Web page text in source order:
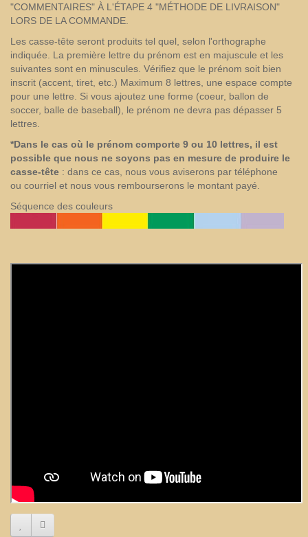
"COMMENTAIRES" À L'ÉTAPE 4 "MÉTHODE DE LIVRAISON"
LORS DE LA COMMANDE.
Les casse-tête seront produits tel quel, selon l'orthographe
indiquée. La première lettre du prénom est en majuscule et les
suivantes sont en minuscules. Vérifiez que le prénom soit bien
inscrit (accent, tiret, etc.) Maximum 8 lettres, une espace compte
pour une lettre. Si vous ajoutez une forme (coeur, ballon de
soccer, balle de baseball), le prénom ne devra pas dépasser 5
lettres.
*Dans le cas où le prénom comporte 9 ou 10 lettres, il est
possible que nous ne soyons pas en mesure de produire le
casse-tête : dans ce cas, nous vous aviserons par téléphone
ou courriel et nous vous rembourserons le montant payé.
Séquence des couleurs